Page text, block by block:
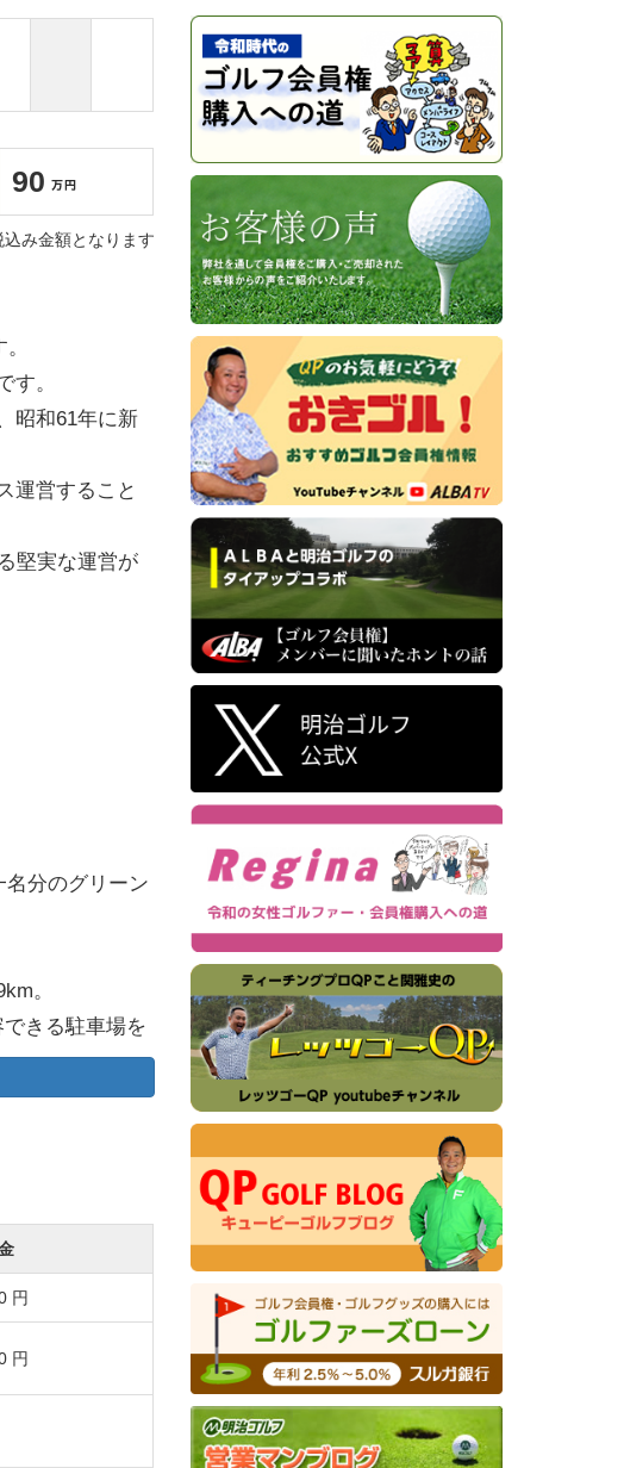
90
み金額となります
す。
昭和61年に新
運営すること
堅実な運営が
分のグリーン
。
きる駐車場を
シーの利用で
が魅力です。
スの全36ホー
でが見渡せる
ます。
創立者が手掛
円
円